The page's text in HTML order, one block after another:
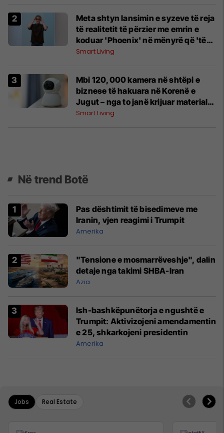
Meta shtyn lansimin e syzeve të reja
të realitetit të përzier me emrin e
koduar 'Phoenix' në mënyrë që 'të
marrë detajet siç duhet'
Smart Living
Mbi 120,000 kamera në shtëpi e
biznese të hakuara në Korenë e
Jugut – nga to janë krijuar materiale
seksuale për një faqe të huaj
Smart Living
Në trend Botë
Pas dështimit të bisedimeve me
Iranin, vjen reagimi i Trumpit
Amerika
"Tensione e mosmarrëveshje", dalin
detaje nga takimi SHBA-Iran
Azia
Ish-bashkëpunëtorja e ngushtë e
Trumpit: Aktivizojeni amendamentin
e 25, shkarkojeni presidentin
Amerika
Jobs Real Estate